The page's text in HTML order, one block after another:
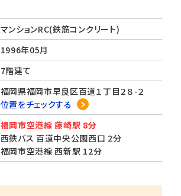
マンションRC(鉄筋コンクリート)
1996年05月
7階建て
福岡県福岡市早良区百道１丁目２８-２
位置をチェックする
福岡市空港線 藤崎駅 8分
西鉄バス 百道中央公園西口 2分
福岡市空港線 西新駅 12分